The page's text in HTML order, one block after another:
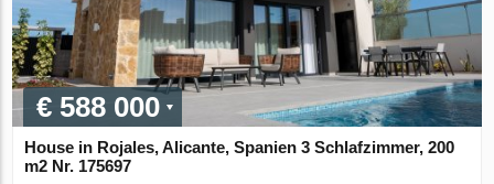
€ 588 000
House in Rojales, Alicante, Spanien 3 Schlafzimmer, 200
m2 Nr. 175697